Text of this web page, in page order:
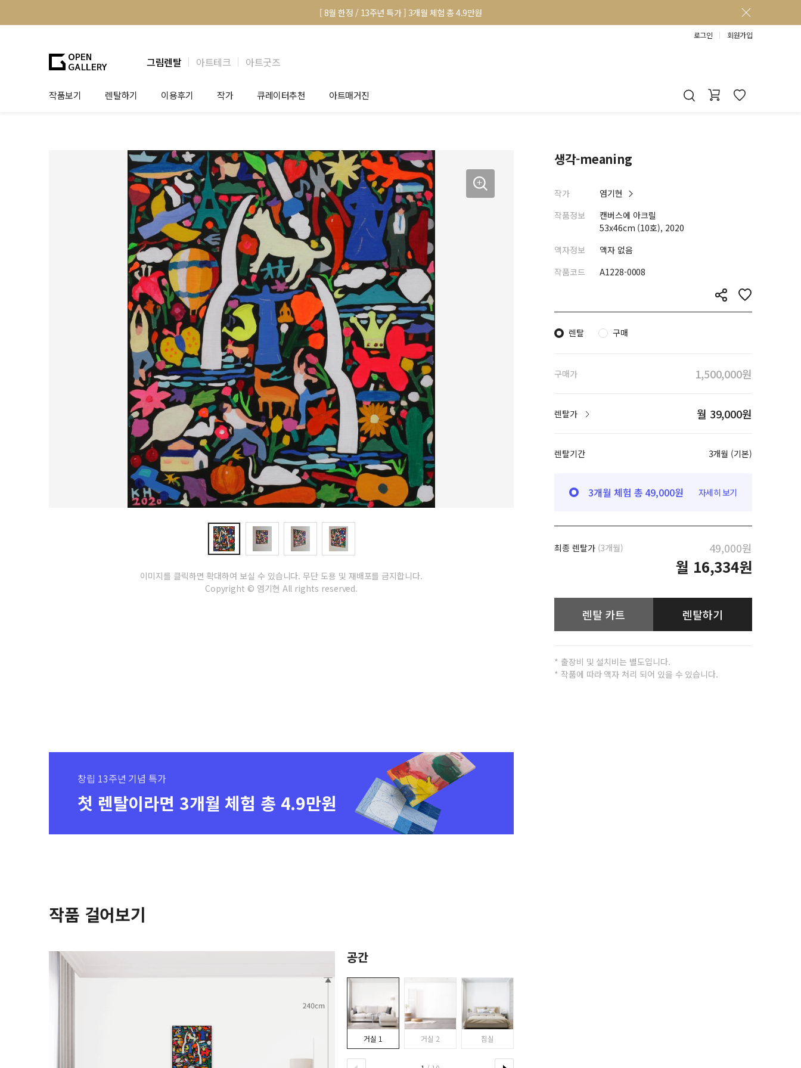
[ 8월 한정 / 13주년 특가 ] 3개월 체험 총 4.9만원
로그인 회원가입
그림렌탈 아트테크 아트굿즈
작품보기 렌탈하기
법인상담
기프트카드
이용후기
법인 고객
셀럽 인터뷰
작가
작가공모
큐레이터추천
작품선택 Tip
그림인테리어 Tip
테마별 추천
아트매거진
미술 이야기
아트 딕셔너리
이미지를 클릭하면 확대하여 보실 수 있습니다. 무단 도용 및 재배포를 금지합니다.
Copyright © 염기현 All rights reserved.
생각-meaning
작가
염기현
작품정보
캔버스에 아크릴
53x46cm (10호), 2020
액자정보
액자 없음
작품코드
A1228-0008
렌탈 구매
구매가 1,500,000원
렌탈가 월 39,000원
렌탈기간 3개월 (기본)
3개월 체험 총 49,000원 자세히 보기
최종 렌탈가(3개월) 49,000원
월 16,334원
렌탈 카트 렌탈하기
* 출장비 및 설치비는 별도입니다.
* 작품에 따라 액자 처리 되어 있을 수 있습니다.
창립 13주년 기념 특가
첫 렌탈이라면 3개월 체험 총 4.9만원
작품 걸어보기
공간
거실 1 거실 2 침실